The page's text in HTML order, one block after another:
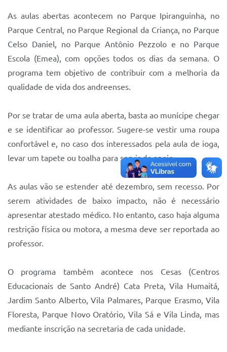
Autarquias
As aulas abertas acontecem no Parque Ipiranguinha, no
Parque Central, no Parque Regional da Criança, no Parque
Celso Daniel, no Parque Antônio Pezzolo e no Parque
Escola (Emea), com opções todos os dias da semana. O
programa tem objetivo de contribuir com a melhoria da
qualidade de vida dos andreenses.
Por se tratar de uma aula aberta, basta ao munícipe chegar
e se identificar ao professor. Sugere-se vestir uma roupa
confortável e, no caso dos interessados pela aula de ioga,
levar um tapete ou toalha para servir de apoio.
As aulas vão se estender até dezembro, sem recesso. Por
serem atividades de baixo impacto, não é necessário
apresentar atestado médico. No entanto, caso haja alguma
restrição física ou motora, a mesma deve ser reportada ao
professor.
O programa também acontece nos Cesas (Centros
Educacionais de Santo André) Cata Preta, Vila Humaitá,
Jardim Santo Alberto, Vila Palmares, Parque Erasmo, Vila
Floresta, Parque Novo Oratório, Vila Sá e Vila Linda, mas
mediante inscrição na secretaria de cada unidade.